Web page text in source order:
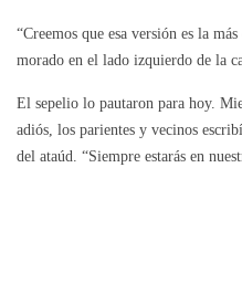
“Creemos que esa versión es la
morado en el lado izquierdo de la
El sepelio lo pautaron para hoy.
adiós, los parientes y vecinos
del ataúd. “Siempre estarás en